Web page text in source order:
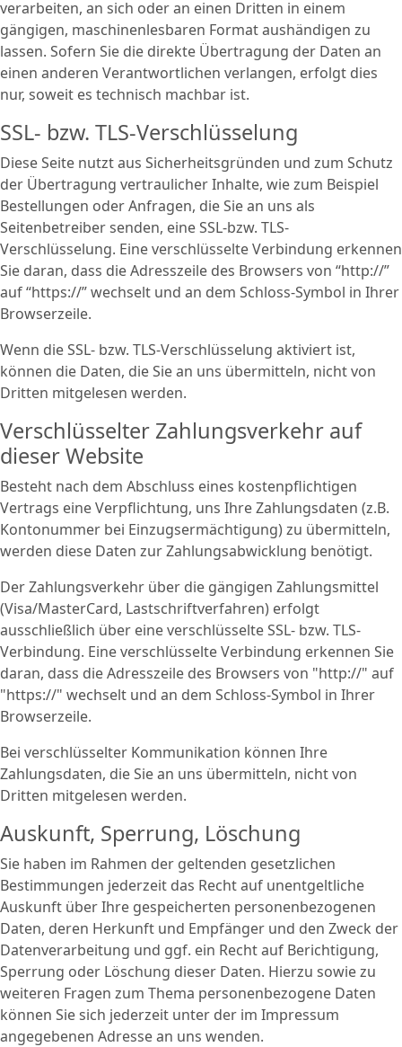
verarbeiten, an sich oder an einen Dritten in einem
gängigen, maschinenlesbaren Format aushändigen zu
lassen. Sofern Sie die direkte Übertragung der Daten an
einen anderen Verantwortlichen verlangen, erfolgt dies
nur, soweit es technisch machbar ist.
SSL- bzw. TLS-Verschlüsselung
Diese Seite nutzt aus Sicherheitsgründen und zum Schutz
der Übertragung vertraulicher Inhalte, wie zum Beispiel
Bestellungen oder Anfragen, die Sie an uns als
Seitenbetreiber senden, eine SSL-bzw. TLS-
Verschlüsselung. Eine verschlüsselte Verbindung erkennen
Sie daran, dass die Adresszeile des Browsers von “http://”
auf “https://” wechselt und an dem Schloss-Symbol in Ihrer
Browserzeile.
Wenn die SSL- bzw. TLS-Verschlüsselung aktiviert ist,
können die Daten, die Sie an uns übermitteln, nicht von
Dritten mitgelesen werden.
Verschlüsselter Zahlungsverkehr auf
dieser Website
Besteht nach dem Abschluss eines kostenpflichtigen
Vertrags eine Verpflichtung, uns Ihre Zahlungsdaten (z.B.
Kontonummer bei Einzugsermächtigung) zu übermitteln,
werden diese Daten zur Zahlungsabwicklung benötigt.
Der Zahlungsverkehr über die gängigen Zahlungsmittel
(Visa/MasterCard, Lastschriftverfahren) erfolgt
ausschließlich über eine verschlüsselte SSL- bzw. TLS-
Verbindung. Eine verschlüsselte Verbindung erkennen Sie
daran, dass die Adresszeile des Browsers von "http://" auf
"https://" wechselt und an dem Schloss-Symbol in Ihrer
Browserzeile.
Bei verschlüsselter Kommunikation können Ihre
Zahlungsdaten, die Sie an uns übermitteln, nicht von
Dritten mitgelesen werden.
Auskunft, Sperrung, Löschung
Sie haben im Rahmen der geltenden gesetzlichen
Bestimmungen jederzeit das Recht auf unentgeltliche
Auskunft über Ihre gespeicherten personenbezogenen
Daten, deren Herkunft und Empfänger und den Zweck der
Datenverarbeitung und ggf. ein Recht auf Berichtigung,
Sperrung oder Löschung dieser Daten. Hierzu sowie zu
weiteren Fragen zum Thema personenbezogene Daten
können Sie sich jederzeit unter der im Impressum
angegebenen Adresse an uns wenden.